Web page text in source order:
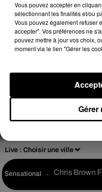
Live : Choisir une ville
Sensational - Chris Brown
Mentions légales
2025
Vous pouvez accepter en
sélectionnant les finalités et/ou
Vous pouvez également refuser
accepter". Vos préférences ne
pouvez mettre à jour vos choix,
moment via le lien "Gérer les
Gérer